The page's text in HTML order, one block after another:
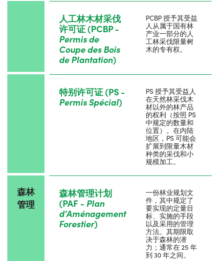
人工林木材采伐
许可证 (PCBP -
Permis de
Coupe des Bois
de Plantation)
PCBP 授予其受益
人从属于国有林
产业一部分的人
工林采伐限量树
木的专有权。
特别许可证 (PS -
Permis Spécial)
PS 授予其受益人
在天然林采伐木
材以外的林产品
的权利（按照 PS
中规定的数量和
位置）。在内陆
地区，PS 可能会
扩展到限量木材
种类的采伐和小
规模加工。
森林
管理
森林管理计划
(PAF - Plan
d’Aménagement
Forestier)
一份林业规划文
件，其中规定了
要实现的定量目
标、实施的手段
以及采用的管理
方法。其期限取
决于森林的潜
力；通常在 25 年
到 30 年之间。